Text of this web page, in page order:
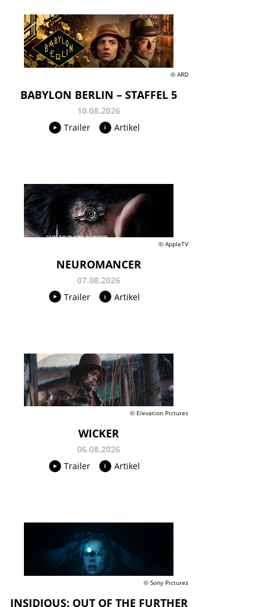
© ARD
BABYLON BERLIN – STAFFEL 5
10.08.2026
Trailer
Artikel
© AppleTV
NEUROMANCER
07.08.2026
Trailer
Artikel
© Elevation Pictures
WICKER
06.08.2026
Trailer
Artikel
© Sony Pictures
INSIDIOUS: OUT OF THE FURTHER